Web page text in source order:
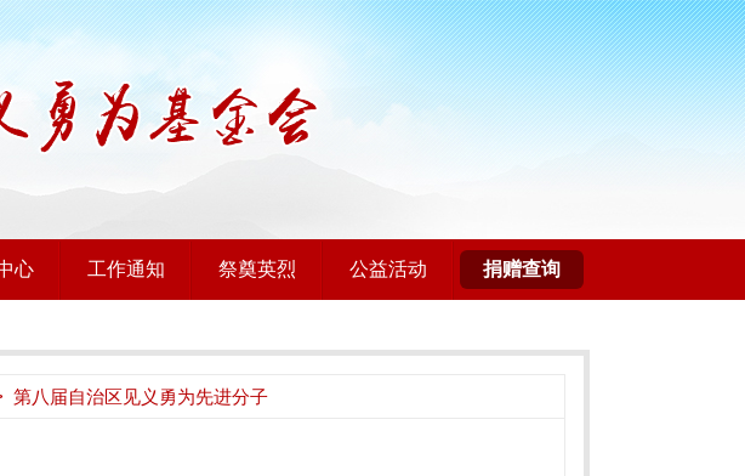
心 工作通知 祭奠英烈 公益活动 捐赠查询
第八届自治区见义勇为先进分子